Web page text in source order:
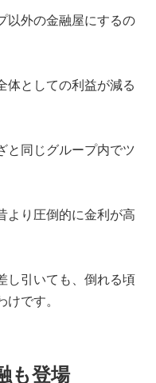
以外の金融屋にするの
体としての利益が減る
と同じグループ内でツ
より圧倒的に金利が高
し引いても、倒れる頃
です。
も登場